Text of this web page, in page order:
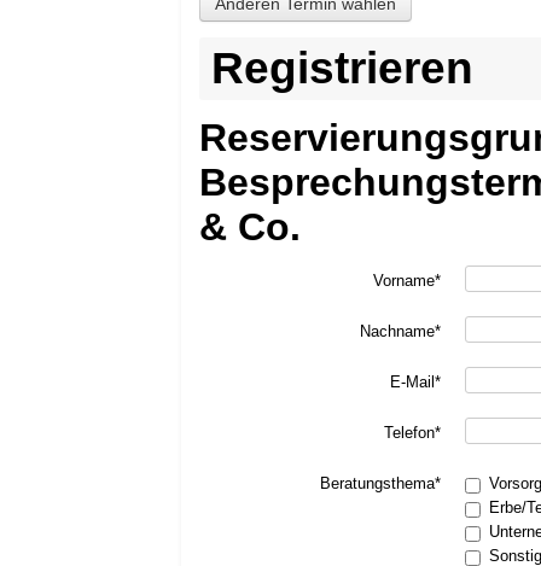
Registrieren
& Co.
Vorname*
Nachname*
E-Mail*
Telefon*
Beratungsthema*
Erbe/